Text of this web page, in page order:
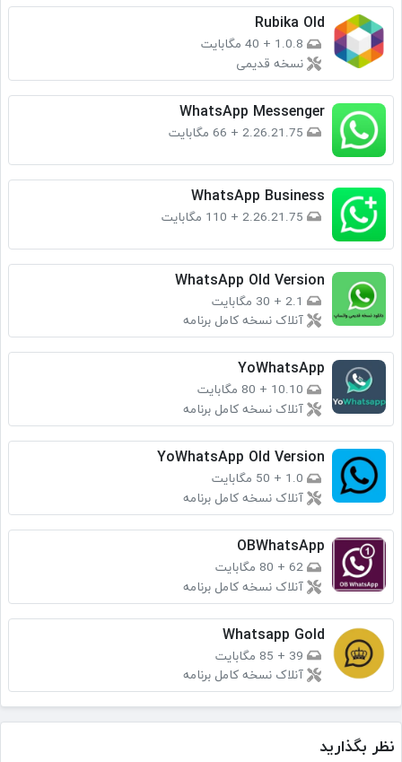
Rubika Old
1.0.8
+ 40 مگابایت
نسخه قدیمی
WhatsApp Messenger
2.26.21.75
+ 66 مگابایت
WhatsApp Business
2.26.21.75
+ 110 مگابایت
WhatsApp Old Version
2.1
+ 30 مگابایت
آنلاک نسخه کامل برنامه
YoWhatsApp
10.10
+ 80 مگابایت
آنلاک نسخه کامل برنامه
YoWhatsApp Old Version
1.0
+ 50 مگابایت
آنلاک نسخه کامل برنامه
OBWhatsApp
62
+ 80 مگابایت
آنلاک نسخه کامل برنامه
Whatsapp Gold
39
+ 85 مگابایت
آنلاک نسخه کامل برنامه
نظر بگذارید